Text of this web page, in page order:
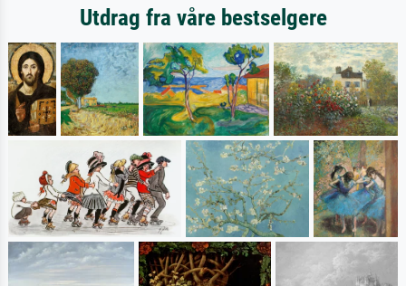
Utdrag fra våre bestselgere